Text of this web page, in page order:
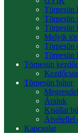
Törpesün
Törpesün
Törpesün
Melyik
Törpesün
Törpesün
Törpesün
Törpesün bútor
Áraink
Kisállat
Átvétellel
Kapcsolat